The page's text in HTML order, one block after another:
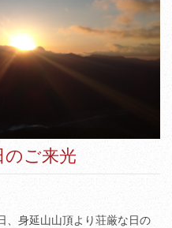
のご来光
、身延山山頂より荘厳な日の